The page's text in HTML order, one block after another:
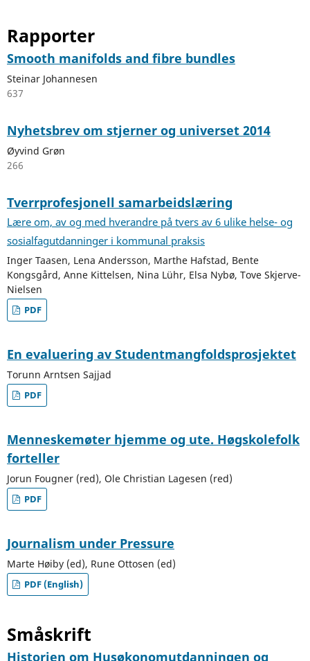
Rapporter
Smooth manifolds and fibre bundles
Steinar Johannesen
637
Nyhetsbrev om stjerner og universet 2014
Øyvind Grøn
266
Tverrprofesjonell samarbeidslæring
Lære om, av og med hverandre på tvers av 6 ulike helse- og
sosialfagutdanninger i kommunal praksis
Inger Taasen, Lena Andersson, Marthe Hafstad, Bente
Kongsgård, Anne Kittelsen, Nina Lühr, Elsa Nybø, Tove Skjerve-
Nielsen
PDF
En evaluering av Studentmangfoldsprosjektet
Torunn Arntsen Sajjad
PDF
Menneskemøter hjemme og ute. Høgskolefolk
forteller
Jorun Fougner (red), Ole Christian Lagesen (red)
PDF
Journalism under Pressure
Marte Høiby (ed), Rune Ottosen (ed)
PDF (English)
Småskrift
Historien om Husøkonomutdanningen og